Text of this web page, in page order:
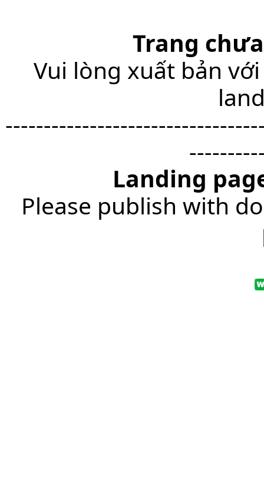
Trang
Vui lòng xuất bản
Landing
Please publish with